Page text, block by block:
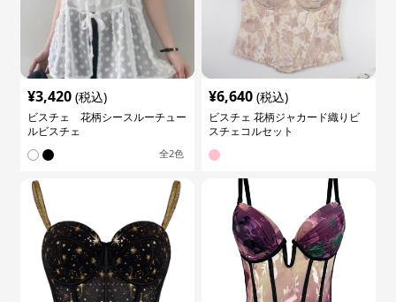
¥3,420 (税込)
ビスチェ 花柄シースルーチュー
ルビスチェ
全2色
¥6,640 (税込)
ビスチェ 花柄ジャカード織りビ
スチェコルセット